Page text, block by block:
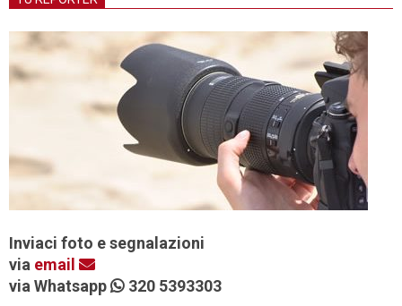
Inviaci foto e segnalazioni
via email
via Whatsapp
320 5393303